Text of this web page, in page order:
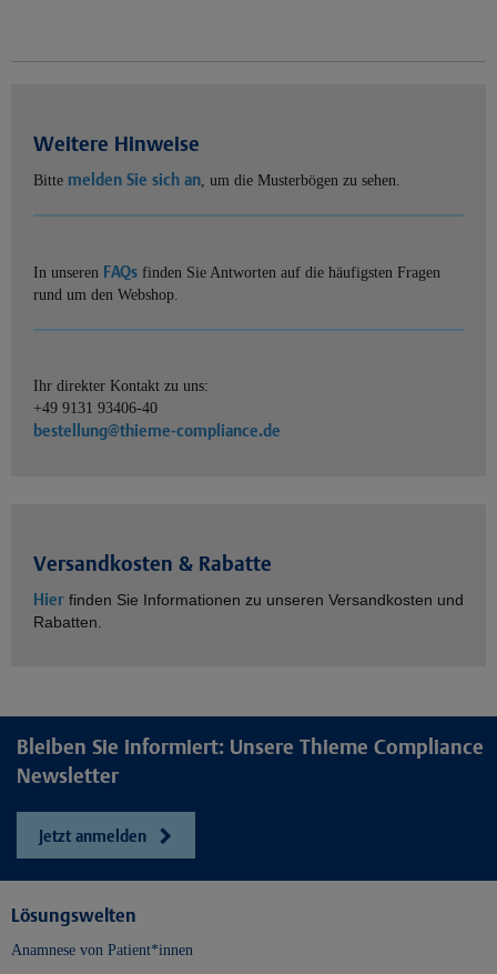
Weitere Hinweise
Bitte melden Sie sich an, um die Musterbögen zu sehen.
In unseren FAQs finden Sie Antworten auf die häufigsten Fragen
rund um den Webshop.
Ihr direkter Kontakt zu uns:
+49 9131 93406-40
bestellung@thieme-compliance.de
Versandkosten & Rabatte
Hier finden Sie Informationen zu unseren Versandkosten und
Rabatten.
Bleiben Sie informiert: Unsere Thieme Compliance
Newsletter
Jetzt anmelden
Lösungswelten
Anamnese von Patient*innen